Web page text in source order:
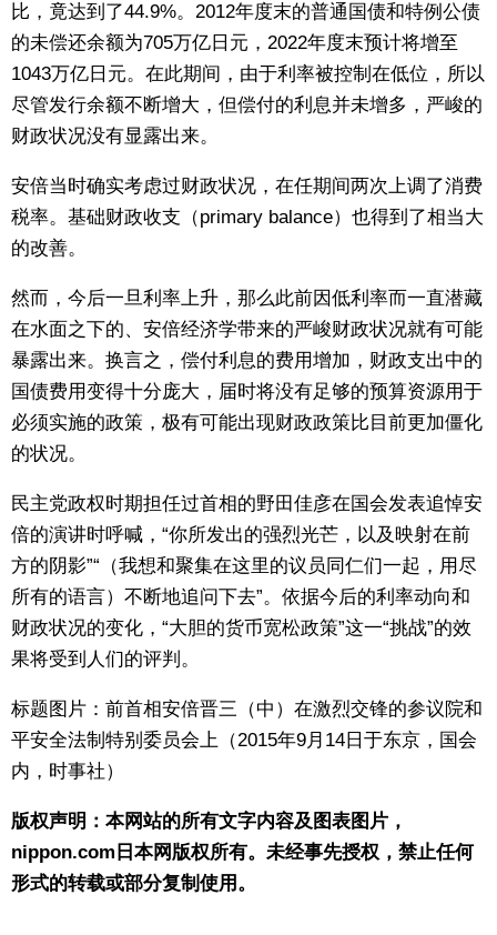
比，竟达到了44.9%。2012年度末的普通国债和特例公债
的未偿还余额为705万亿日元，2022年度末预计将增至
1043万亿日元。在此期间，由于利率被控制在低位，所以
尽管发行余额不断增大，但偿付的利息并未增多，严峻的
财政状况没有显露出来。
安倍当时确实考虑过财政状况，在任期间两次上调了消费
税率。基础财政收支（primary balance）也得到了相当大
的改善。
然而，今后一旦利率上升，那么此前因低利率而一直潜藏
在水面之下的、安倍经济学带来的严峻财政状况就有可能
暴露出来。换言之，偿付利息的费用增加，财政支出中的
国债费用变得十分庞大，届时将没有足够的预算资源用于
必须实施的政策，极有可能出现财政政策比目前更加僵化
的状况。
民主党政权时期担任过首相的野田佳彦在国会发表追悼安
倍的演讲时呼喊，“你所发出的强烈光芒，以及映射在前
方的阴影”“（我想和聚集在这里的议员同仁们一起，用尽
所有的语言）不断地追问下去”。依据今后的利率动向和
财政状况的变化，“大胆的货币宽松政策”这一“挑战”的效
果将受到人们的评判。
标题图片：前首相安倍晋三（中）在激烈交锋的参议院和
平安全法制特别委员会上（2015年9月14日于东京，国会
内，时事社）
版权声明：本网站的所有文字内容及图表图片，
nippon.com日本网版权所有。未经事先授权，禁止任何
形式的转载或部分复制使用。